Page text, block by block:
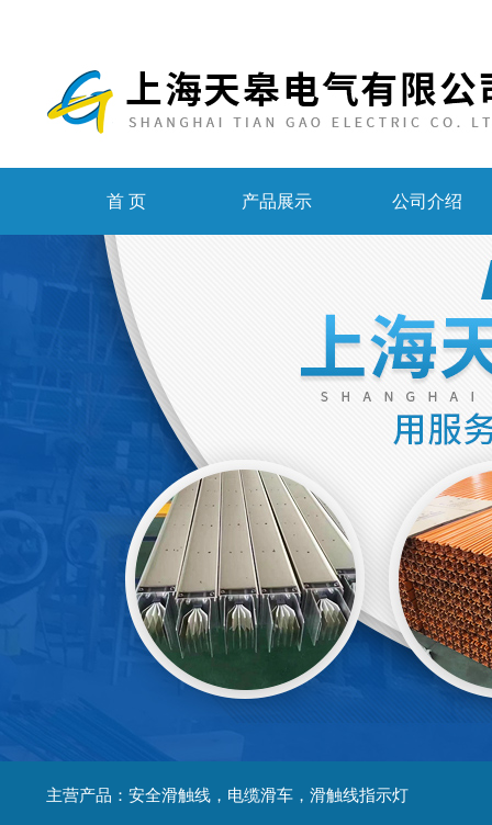
首 页 产品展示 公司介绍
主营产品：安全滑触线，电缆滑车，滑触线指示灯